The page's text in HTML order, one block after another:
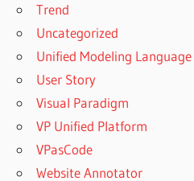
Trend
Uncategorized
Unified Modeling Language
User Story
Visual Paradigm
VP Unified Platform
VPasCode
Website Annotator